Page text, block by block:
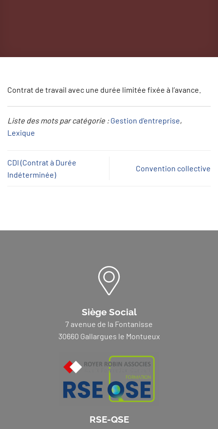
Contrat de travail avec une durée limitée fixée à l’avance.
Liste des mots par catégorie : Gestion d’entreprise
Lexique
CDI (Contrat à Durée
Indéterminée)
Convention collective
Siège Social
7 avenue de la Fontanisse
30660 Gallargues le Montueux
RSE-QSE